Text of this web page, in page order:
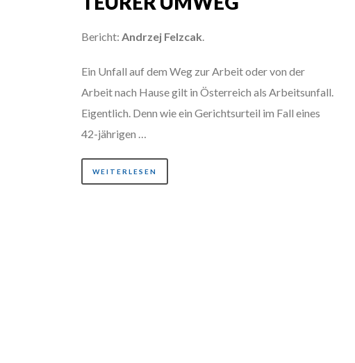
Bericht: Andrzej Felzcak.
Ein Unfall auf dem Weg zur Arbeit oder von der
Arbeit nach Hause gilt in Österreich als Arbeitsunfall.
Eigentlich. Denn wie ein Gerichtsurteil im Fall eines
42-jährigen …
WEITERLESEN